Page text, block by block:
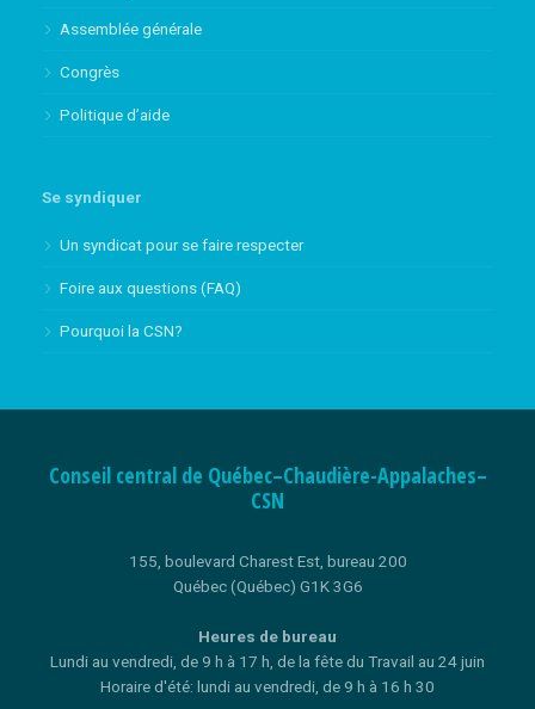
Assemblée générale
Congrès
Politique d’aide
Se syndiquer
Un syndicat pour se faire respecter
Foire aux questions (FAQ)
Pourquoi la CSN?
Conseil central de Québec–Chaudière-Appalaches–
CSN
155, boulevard Charest Est, bureau 200
Québec (Québec) G1K 3G6
Heures de bureau
Lundi au vendredi, de 9 h à 17 h, de la fête du Travail au 24 juin
Horaire d'été: lundi au vendredi, de 9 h à 16 h 30